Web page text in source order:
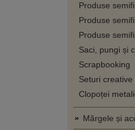
Produse
Produse
Produse
Saci, pungi și
Scrapbooking
Seturi
Clopoței
Mărgele și